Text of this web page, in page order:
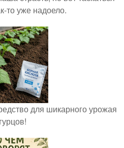
то уже надоело.
для шикарного урожая